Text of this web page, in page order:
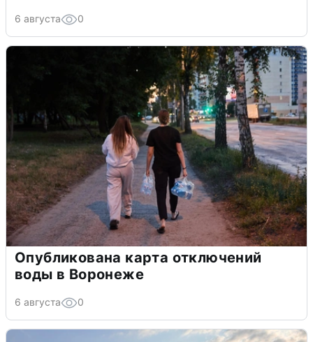
6 августа 0
Опубликована карта отключений
воды в Воронеже
6 августа 0